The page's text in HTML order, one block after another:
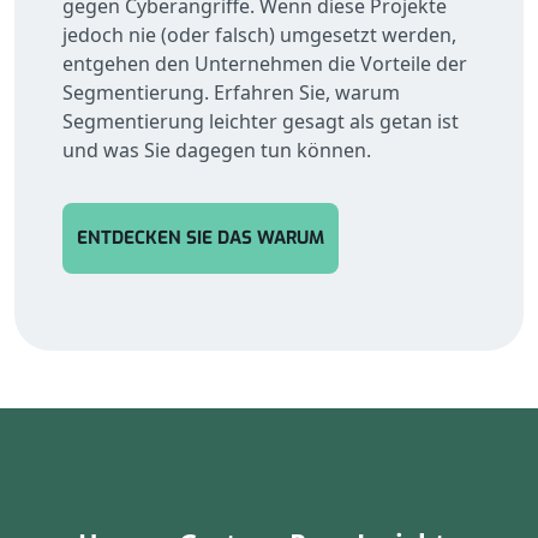
gegen Cyberangriffe. Wenn diese Projekte
jedoch nie (oder falsch) umgesetzt werden,
entgehen den Unternehmen die Vorteile der
Segmentierung. Erfahren Sie, warum
Segmentierung leichter gesagt als getan ist
und was Sie dagegen tun können.
ENTDECKEN SIE DAS WARUM